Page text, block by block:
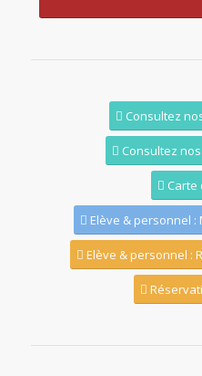
Consultez
Consultez
Carte
Elève & personnel
Elève & personnel :